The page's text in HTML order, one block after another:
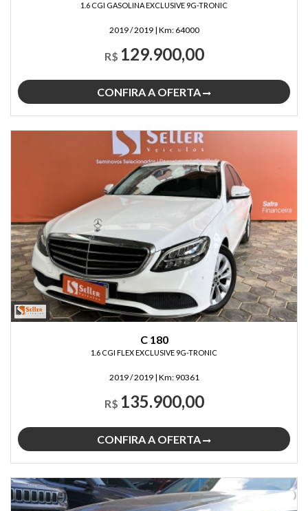
1.6 CGI GASOLINA EXCLUSIVE 9G-TRONIC
2019 / 2019 | Km: 64000
R$ 129.900,00
CONFIRA A OFERTA
C 180
1.6 CGI FLEX EXCLUSIVE 9G-TRONIC
2019 / 2019 | Km: 90361
R$ 135.900,00
CONFIRA A OFERTA